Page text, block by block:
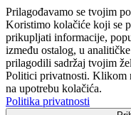
Prilagođavamo se tvojim
Koristimo kolačiće koji se
prikupljati informacije,
između ostalog, u
prilagodili sadržaj tvojim
Politici privatnosti. Klikom
na upotrebu kolačića.
Politika privatnosti